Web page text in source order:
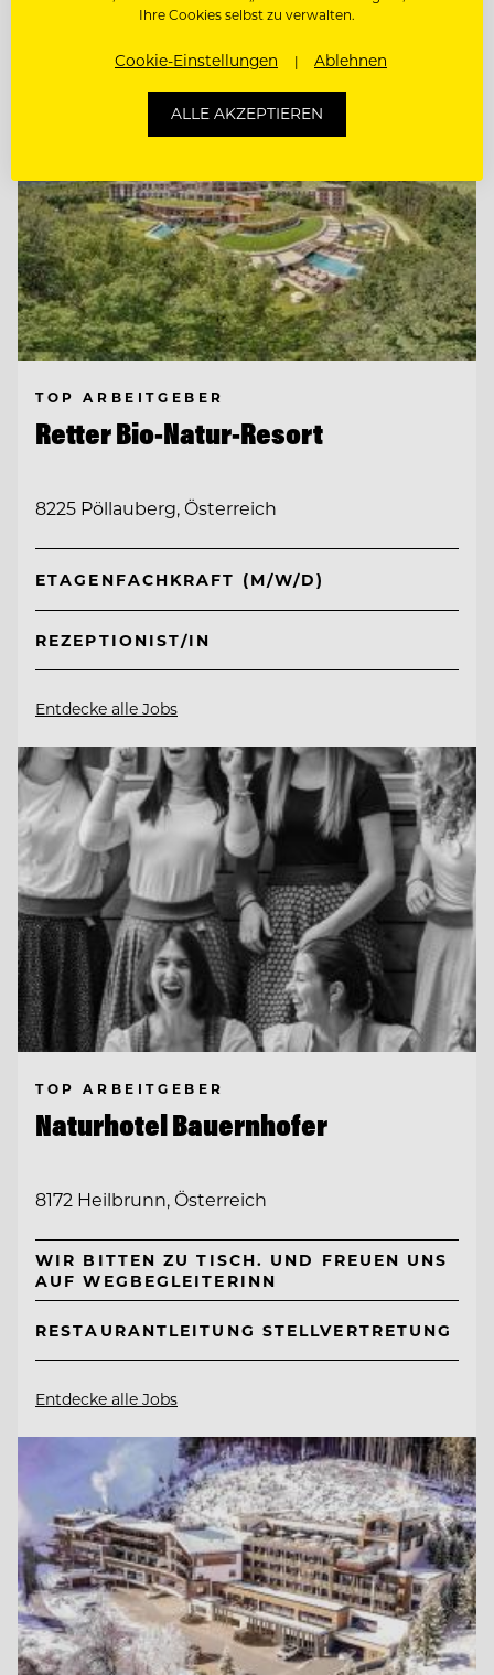
Entdecke alle Jobs
TOP ARBEITGEBER
Retter Bio-Natur-Resort
8225 Pöllauberg, Österreich
ETAGENFACHKRAFT (M/W/D)
REZEPTIONIST/IN
Entdecke alle Jobs
TOP ARBEITGEBER
Naturhotel Bauernhofer
8172 Heilbrunn, Österreich
WIR BITTEN ZU TISCH. UND FREUEN UNS
AUF WEGBEGLEITERINN
RESTAURANTLEITUNG STELLVERTRETUNG
Entdecke alle Jobs
Ihre Cookies selbst zu verwalten.
Cookie-Einstellungen Ablehnen
ALLE AKZEPTIEREN